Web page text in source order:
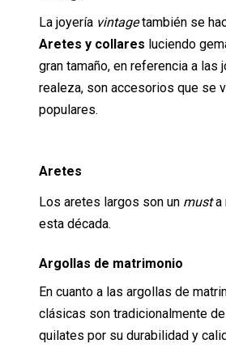
La joyería vintagetambién se
Aretes y collares luciendo
gran tamaño, en referencia a las
realeza, son accesorios que se
populares.
Aretes
Los aretes largos son un musta
esta década.
Argollas de matrimonio
En cuanto a las argollas de
clásicas son tradicionalmente
quilates por su durabilidad y